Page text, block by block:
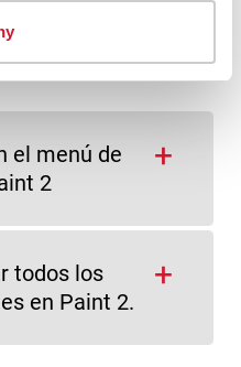
compañeros el
Spectro
el menú de
2
todos los
en Paint 2.